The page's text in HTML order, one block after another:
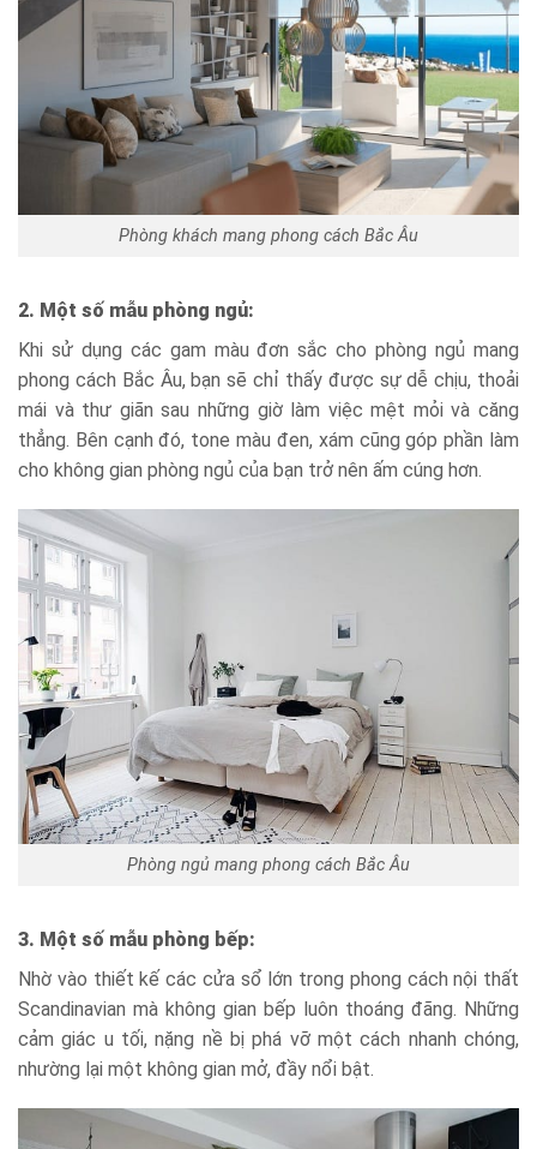
Phòng khách mang phong cách Bắc Âu
2. Một số mẫu phòng ngủ:
Khi sử dụng các gam màu đơn sắc cho phòng ngủ mang
phong cách Bắc Âu, bạn sẽ chỉ thấy được sự dễ chịu, thoải
mái và thư giãn sau những giờ làm việc mệt mỏi và căng
thẳng. Bên cạnh đó, tone màu đen, xám cũng góp phần làm
cho không gian phòng ngủ của bạn trở nên ấm cúng hơn.
Phòng ngủ mang phong cách Bắc Âu
3. Một số mẫu phòng bếp:
Nhờ vào thiết kế các cửa sổ lớn trong phong cách nội thất
Scandinavian mà không gian bếp luôn thoáng đãng. Những
cảm giác u tối, nặng nề bị phá vỡ một cách nhanh chóng,
nhường lại một không gian mở, đầy nổi bật.